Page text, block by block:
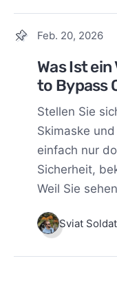
Feb. 20, 2026
Was Ist
to Bypass
Stellen Sie
Skimaske
einfach nur
Sicherheit,
Weil Sie
Sviat